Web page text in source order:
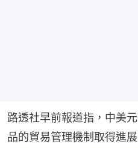
路透社早前報道指，中美
品的貿易管理機制取得進